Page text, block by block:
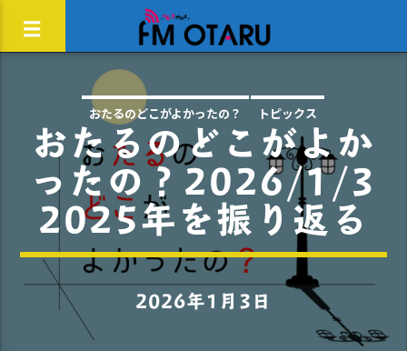
おたるのどこがよかったの？ トピックス
おたるのどこがよか
ったの？2026/1/3
2025年を振り返る
2026年1月3日